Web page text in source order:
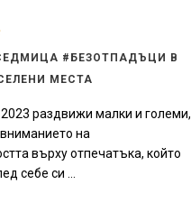
#БЕЗОТПАДЪЦИ В
МЕСТА
2023 раздвижи малки и големи,
на
върху отпечатъка, който
себе си ...